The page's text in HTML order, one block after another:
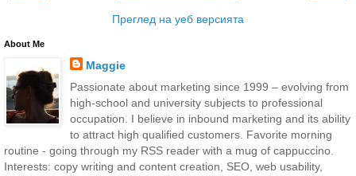
Преглед на уеб версията
About Me
Maggie
Passionate about marketing since 1999 – evolving from
high-school and university subjects to professional
occupation. I believe in inbound marketing and its ability
to attract high qualified customers. Favorite morning
routine - going through my RSS reader with a mug of cappuccino.
Interests: copy writing and content creation, SEO, web usability,